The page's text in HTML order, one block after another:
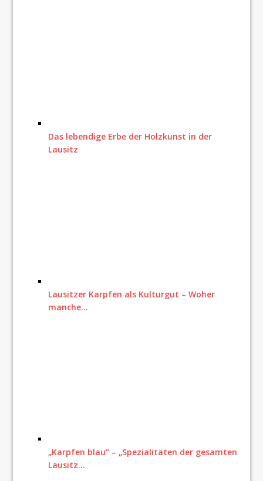
Das lebendige Erbe der Holzkunst in der
Lausitz
Lausitzer Karpfen als Kulturgut – Woher
manche…
„Karpfen blau“ – „Spezialitäten der gesamten
Lausitz…